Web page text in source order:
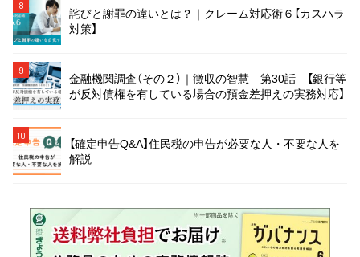
8
詫びと謝罪の違いとは？｜クレーム対応術６【カスハラ
対策】
9
金融機関調査（その２）｜徴収の智慧 第30話 【銀行等
が反対債権を有している場合の預金差押えの実務対応】
10
【確定申告Q&A】住民税の申告が必要な人・不要な人を
解説